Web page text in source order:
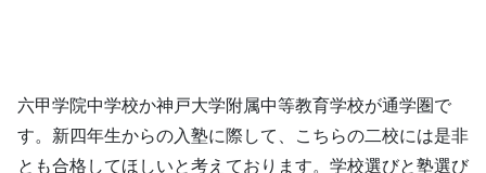
六甲学院中学校か神戸大学附属中等教育学校が通学圏で
す。新四年生からの入塾に際して、こちらの二校には是非
とも合格してほしいと考えております。学校選びと塾選び